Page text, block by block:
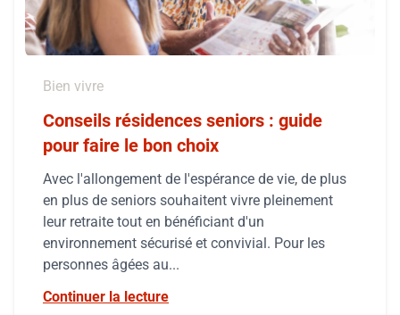
Bien vivre
Conseils résidences seniors : guide
pour faire le bon choix
Avec l'allongement de l'espérance de vie, de plus
en plus de seniors souhaitent vivre pleinement
leur retraite tout en bénéficiant d'un
environnement sécurisé et convivial. Pour les
personnes âgées au...
Continuer la lecture